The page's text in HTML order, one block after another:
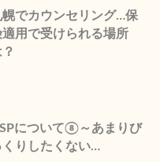
幌でカウンセリング…保
適用で受けられる場所
について⑧～あまりび
くりしたくない…